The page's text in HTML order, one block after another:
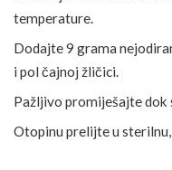
temperature.
Dodajte 9 grama
i pol čajnoj žličici.
Pažljivo promiješajte dok
Otopinu prelijte u